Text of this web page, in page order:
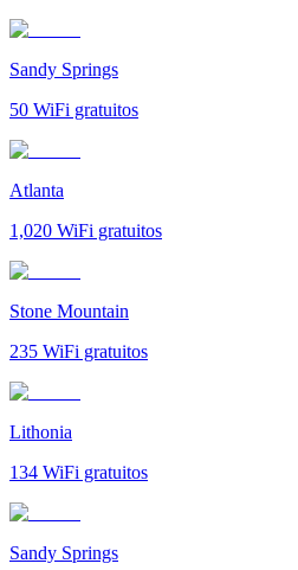
Sandy Springs
50 WiFi gratuitos
Atlanta
1,020 WiFi gratuitos
Stone Mountain
235 WiFi gratuitos
Lithonia
134 WiFi gratuitos
Sandy Springs